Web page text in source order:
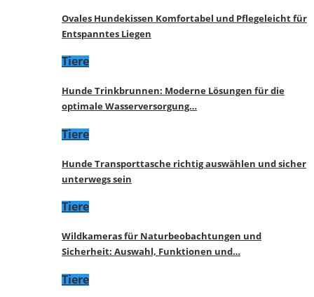
Ovales Hundekissen Komfortabel und Pflegeleicht für
Entspanntes Liegen
Tiere
Hunde Trinkbrunnen: Moderne Lösungen für die
optimale Wasserversorgung…
Tiere
Hunde Transporttasche richtig auswählen und sicher
unterwegs sein
Tiere
Wildkameras für Naturbeobachtungen und
Sicherheit: Auswahl, Funktionen und…
Tiere